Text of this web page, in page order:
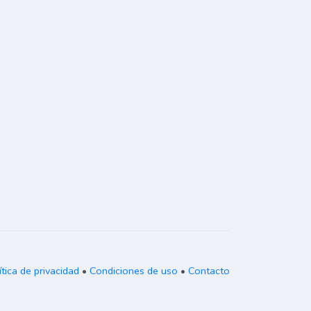
de privacidad • Condiciones de uso • Contacto